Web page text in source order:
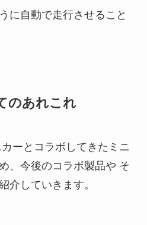
に自動で走行させること
のあれこれ
ーとコラボしてきたミニ
、今後のコラボ製品や そ
介していきます。